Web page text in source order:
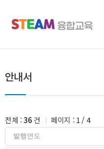
안내서
전체 : 36건 페이지 : 1/4